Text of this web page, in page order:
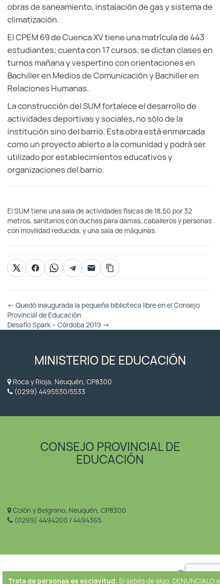
obras de saneamiento, instalación de gas y sistema de
climatización.
El CPEM 69 de Cuenca XV tiene una matrícula de 443
estudiantes; cuenta con 17 cursos, se dictan clases en
turnos mañana y vespertino con orientaciones en
Bachiller en Medios de Comunicación y Bachiller en
Relaciones Humanas.
La construcción del SUM fortalece el desarrollo de
actividades deportivas y sociales, no sólo de la
institución sino del barrio. Esta obra está enmarcada
como un proyecto abierto a la comunidad y podrá ser
utilizado por establecimientos educativos y
organizaciones del barrio.
El SUM tiene una sala de actividades físicas de 18,50 por 32
metros, sanitarios con duchas para damas, caballeros y personas
con movilidad reducida, y una sala de máquinas.
Otras
Entradas
← Quedó inaugurada la pequeña biblioteca libre en el Consejo
Provincial de Educación
Desafío Spark – Córdoba 2019 →
MINISTERIO DE EDUCACIÓN
Roca y Rioja, Neuquén, CP8300
(0299) 4495530/5533
CONSEJO PROVINCIAL DE
EDUCACIÓN
Colón y Belgrano, Neuquén, CP8300
(0299) 4494200 / 4494365
Trata de personas es esclavitud. Si sabés de algo, DENUNCIALO